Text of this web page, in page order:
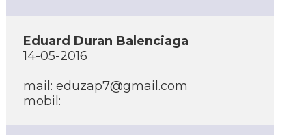
Eduard Duran Balenciaga
14-05-2016
mail: eduzap7@gmail.com
mobil: